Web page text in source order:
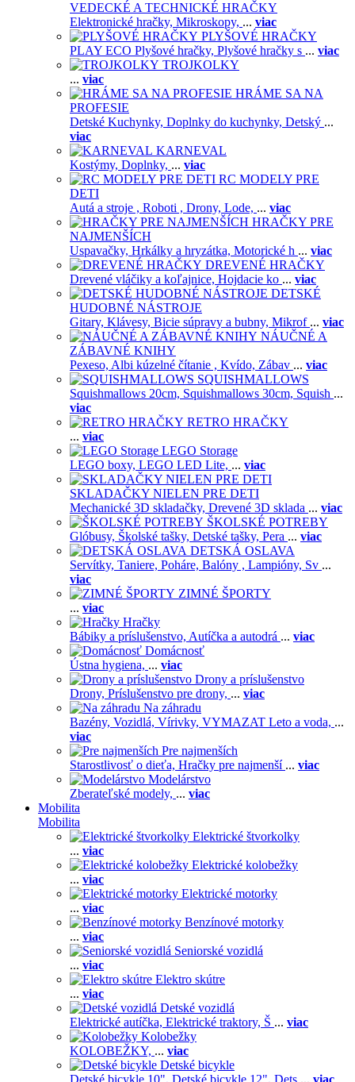
VEDECKÉ A TECHNICKÉ HRAČKY
Elektronické hračky, Mikroskopy, ... viac
PLYŠOVÉ HRAČKY
PLAY ECO Plyšové hračky, Plyšové hračky s ... viac
TROJKOLKY
... viac
HRÁME SA NA
PROFESIE
Detské Kuchynky, Doplnky do kuchynky, Detský ...
viac
KARNEVAL
Kostýmy, Doplnky, ... viac
RC MODELY PRE
DETI
Autá a stroje , Roboti , Drony, Lode, ... viac
HRAČKY PRE
NAJMENŠÍCH
Uspavačky, Hrkálky a hryzátka, Motorické h ... viac
DREVENÉ HRAČKY
Drevené vláčiky a koľajnice, Hojdacie ko ... viac
DETSKÉ
HUDOBNÉ NÁSTROJE
Gitary, Klávesy, Bicie súpravy a bubny, Mikrof ... viac
NÁUČNÉ A
ZÁBAVNÉ KNIHY
Pexeso, Albi kúzelné čítanie , Kvído, Zábav ... viac
SQUISHMALLOWS
Squishmallows 20cm, Squishmallows 30cm, Squish ...
viac
RETRO HRAČKY
... viac
LEGO Storage
LEGO boxy, LEGO LED Lite, ... viac
SKLADAČKY NIELEN PRE DETI
Mechanické 3D skladačky, Drevené 3D sklada ... viac
ŠKOLSKÉ POTREBY
Glóbusy, Školské tašky, Detské tašky, Pera ... viac
DETSKÁ OSLAVA
Servítky, Taniere, Poháre, Balóny , Lampióny, Sv ...
viac
ZIMNÉ ŠPORTY
... viac
Hračky
Bábiky a príslušenstvo, Autíčka a autodrá ... viac
Domácnosť
Ústna hygiena, ... viac
Drony a príslušenstvo
Drony, Príslušenstvo pre drony, ... viac
Na záhradu
Bazény, Vozidlá, Vírivky, VYMAZAT Leto a voda, ...
viac
Pre najmenších
Starostlivosť o dieťa, Hračky pre najmenší ... viac
Modelárstvo
Zberateľské modely, ... viac
Mobilita
Mobilita
Elektrické štvorkolky
... viac
Elektrické kolobežky
... viac
Elektrické motorky
... viac
Benzínové motorky
... viac
Seniorské vozidlá
... viac
Elektro skútre
... viac
Detské vozidlá
Elektrické autíčka, Elektrické traktory, Š ... viac
Kolobežky
KOLOBEŽKY, ... viac
Detské bicykle
Detské bicykle 10", Detské bicykle 12", Dets ... viac